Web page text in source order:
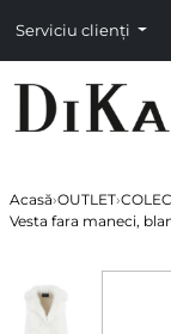
Serviciu clienți
Acasă›OUTLET›
Vesta fara maneci,